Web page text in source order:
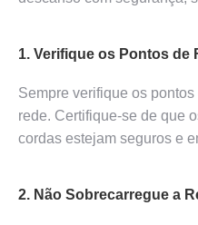
1. Verifique os Pontos de
Sempre verifique os
rede. Certifique-se de que
cordas estejam seguros e
2. Não Sobrecarregue a